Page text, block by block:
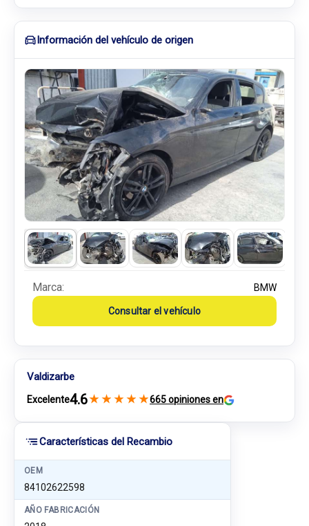
Características del Recambio
OEM
84102622598
AÑO FABRICACIÓN
Información del vehículo de origen
Marca: BMW
Consultar el vehículo
Valdizarbe
Excelente4.6★ ★ ★ ★ ★665 opiniones en